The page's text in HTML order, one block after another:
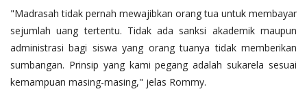
"Madrasah tidak pernah mewajibkan orang tua untuk membayar
sejumlah uang tertentu. Tidak ada sanksi akademik maupun
administrasi bagi siswa yang orang tuanya tidak memberikan
sumbangan. Prinsip yang kami pegang adalah sukarela sesuai
kemampuan masing-masing," jelas Rommy.